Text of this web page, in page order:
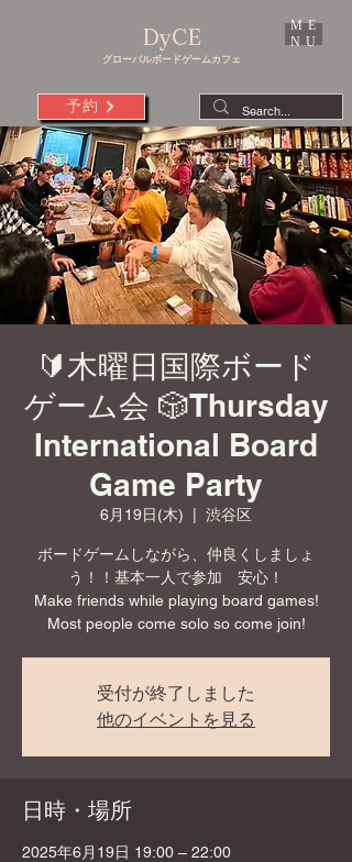
DyCE
グローバルボードゲームカフェ
予約
ME
NU
🔰木曜日国際ボード
ゲーム会 🎲Thursday
International Board
Game Party
6月19日(木) 渋谷区
ボードゲームしながら、仲良くしましょ
う！！基本一人で参加 安心！
Make friends while playing board games!
Most people come solo so come join!
受付が終了しました
他のイベントを見る
日時・場所
2025年6月19日 19:00 – 22:00